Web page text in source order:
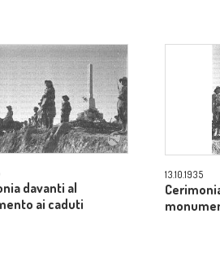
davanti al
ai caduti
13.10.1935